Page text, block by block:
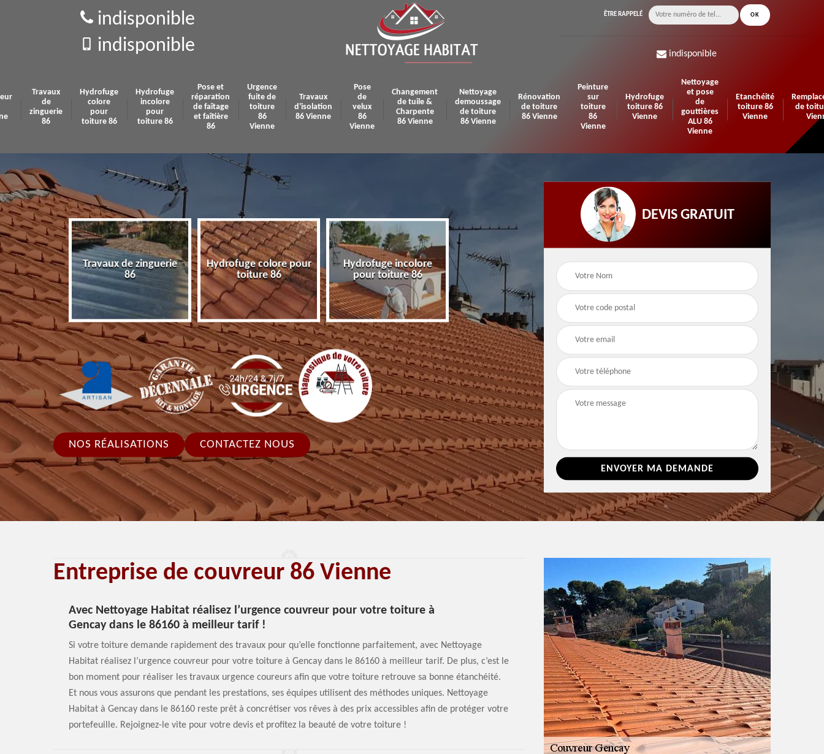
indisponible
indisponible
ÊTRE RAPPELÉ
indisponible
Travaux
de
zinguerie
86
Hydrofuge
colore
pour
toiture 86
Hydrofuge
incolore
pour
toiture 86
Pose et
réparation
de faîtage
et faîtière
86
Urgence
fuite de
toiture
86
Vienne
Travaux
d'isolation
86 Vienne
Pose
de
velux
86
Vienne
Changement
de tuile &
Charpente
86 Vienne
Nettoyage
demoussage
de toiture
86 Vienne
Rénovation
de toiture
86 Vienne
Peinture
sur
toiture
86
Vienne
Hydrofuge
toiture 86
Vienne
Nettoyage
et pose
de
gouttières
ALU 86
Vienne
Etanchéité
toiture 86
Vienne
de
Vienne
Travaux de zinguerie
86
Hydrofuge colore pour
toiture 86
Hydrofuge incolore
pour toiture 86
Pose et réparation de
faîtage et faîtière 86
Urgence fuite de
toiture 86 Vienne
Travaux d'isolation 86
Vienne
NOS RÉALISATIONS CONTACTEZ NOUS
DEVIS GRATUIT
Entreprise de couvreur 86 Vienne
Avec Nettoyage Habitat réalisez l’urgence couvreur pour votre toiture à
Gencay dans le 86160 à meilleur tarif !
Si votre toiture demande rapidement des travaux pour qu’elle fonctionne parfaitement, avec Nettoyage
Habitat réalisez l’urgence couvreur pour votre toiture à Gencay dans le 86160 à meilleur tarif. De plus, c’est le
bon moment pour réaliser les travaux urgence coureurs afin que votre toiture retrouve sa bonne étanchéité.
Et nous vous assurons que pendant les prestations, ses équipes utilisent des méthodes uniques. Nettoyage
Habitat à Gencay dans le 86160 reste prêt à concrétiser vos rêves à des prix accessibles afin de protéger votre
portefeuille. Rejoignez-le vite pour votre devis et profitez la beauté de votre toiture !